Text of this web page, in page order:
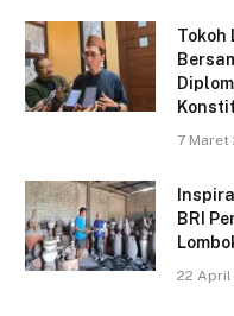
Tokoh
7 Maret
BRI
22 April